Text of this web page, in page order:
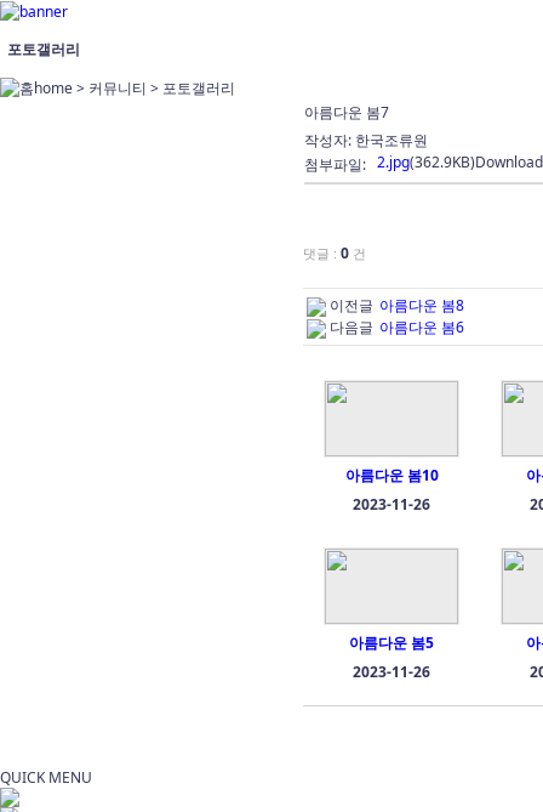
포토갤러리
home > 커뮤니티 > 포토갤러리
아름다운 봄7
작성자: 한국조류원
첨부파일: 2.jpg(362.9KB)
댓글 : 0 건
이전글 아름다운 봄8
다음글 아름다운 봄6
아름다운 봄10
2023-11-26
아름다운 봄5
2023-11-26
QUICK MENU